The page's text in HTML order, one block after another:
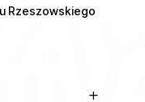
Rzeszowskiego